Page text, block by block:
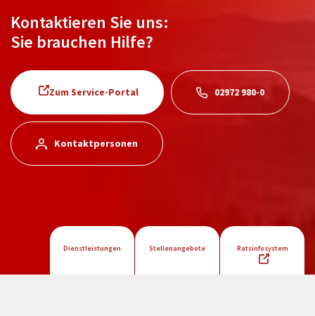
Kontaktieren Sie uns:
Sie brauchen Hilfe?
Zum Service-Portal 02972 980-0
Kontaktpersonen
Dienstleistungen Stellenangebote Ratsinfosystem